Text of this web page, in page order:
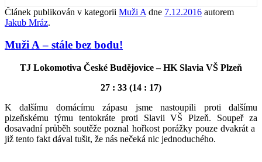
Článek publikován v kategorii Muži A dne 7.12.2016 autorem
Jakub Mráz.
Muži A – stále bez bodu!
TJ Lokomotiva České Budějovice – HK Slavia VŠ Plzeň
27 : 33 (14 : 17)
K dalšímu domácímu zápasu jsme nastoupili proti dalšímu
plzeňskému týmu tentokráte proti Slavii VŠ Plzeň. Soupeř za
dosavadní průběh soutěže poznal hořkost porážky pouze dvakrát a
již tento fakt dával tušit, že nás nečeká nic jednoduchého.